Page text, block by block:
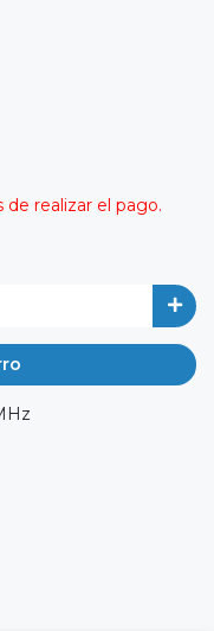
realizar el pago.